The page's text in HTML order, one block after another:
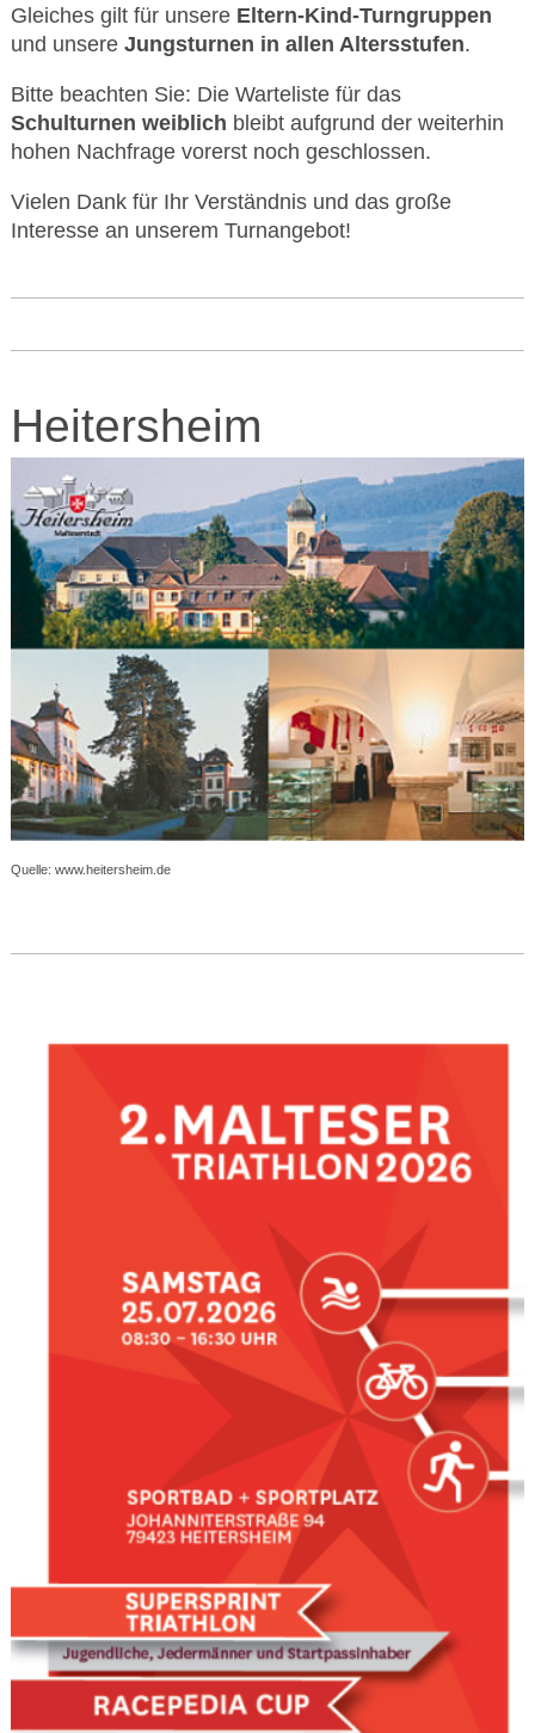
Gleiches gilt für unsere Eltern-Kind-Turngruppen
und unsere Jungsturnen in allen Altersstufen.
Bitte beachten Sie: Die Warteliste für das
Schulturnen weiblich bleibt aufgrund der weiterhin
hohen Nachfrage vorerst noch geschlossen.
Vielen Dank für Ihr Verständnis und das große
Interesse an unserem Turnangebot!
Heitersheim
Quelle: www.heitersheim.de